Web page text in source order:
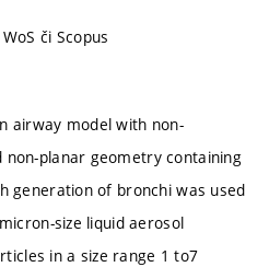
či Scopus
airway model with non-
planar geometry containing
generation of bronchi was used
size liquid aerosol
in a size range 1 to7